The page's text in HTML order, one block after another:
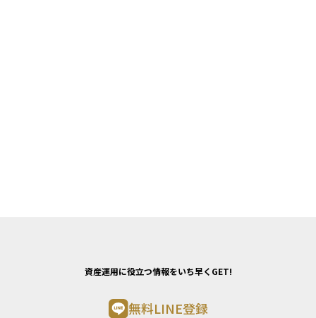
資産運用に役立つ情報をいち早くGET!
無料LINE登録